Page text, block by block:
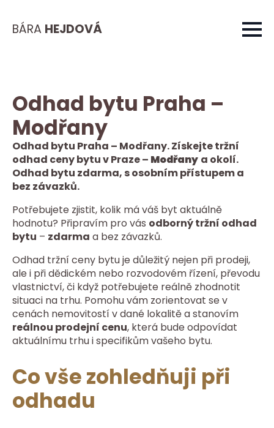
BÁRA HEJDOVÁ
Odhad bytu Praha –
Modřany
Odhad bytu Praha – Modřany. Získejte tržní
odhad ceny bytu v Praze – Modřany a okolí.
Odhad bytu zdarma, s osobním přístupem a
bez závazků.
Potřebujete zjistit, kolik má váš byt aktuálně
hodnotu? Připravím pro vás odborný tržní odhad
bytu – zdarma a bez závazků.
Odhad tržní ceny bytu je důležitý nejen při prodeji,
ale i při dědickém nebo rozvodovém řízení, převodu
vlastnictví, či když potřebujete reálně zhodnotit
situaci na trhu. Pomohu vám zorientovat se v
cenách nemovitostí v dané lokalitě a stanovím
reálnou prodejní cenu, která bude odpovídat
aktuálnímu trhu i specifikům vašeho bytu.
Co vše zohledňuji při
odhadu